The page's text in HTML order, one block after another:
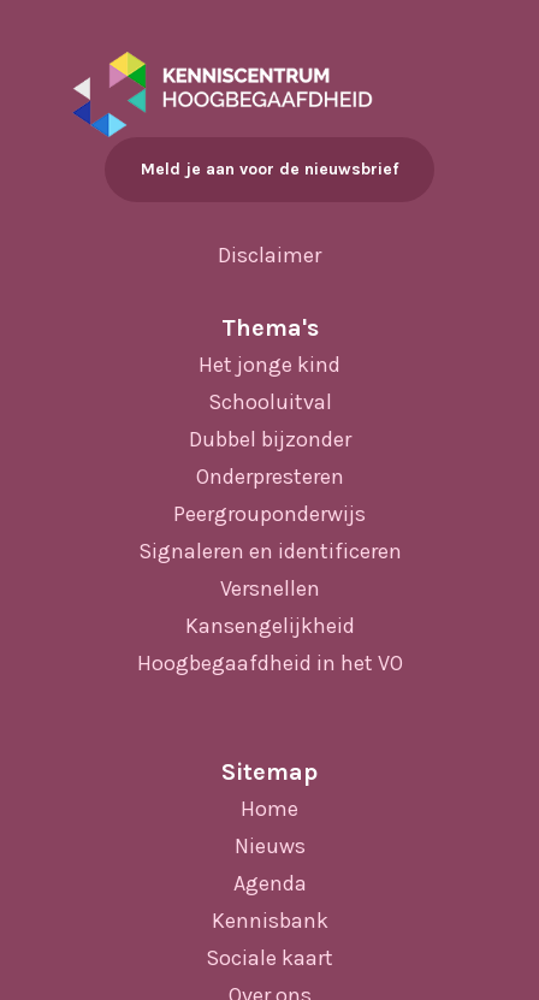
Meld je aan voor de nieuwsbrief
Disclaimer
Thema's
Het jonge kind
Schooluitval
Dubbel bijzonder
Onderpresteren
Peergrouponderwijs
Signaleren en identificeren
Versnellen
Kansengelijkheid
Hoogbegaafdheid in het VO
Sitemap
Home
Nieuws
Agenda
Kennisbank
Sociale kaart